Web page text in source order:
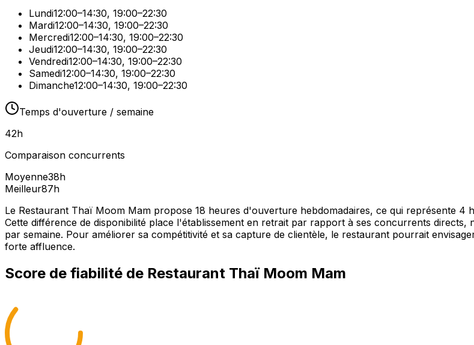
Lundi12:00–14:30, 19:00–22:30
Mardi12:00–14:30, 19:00–22:30
Mercredi12:00–14:30, 19:00–22:30
Jeudi12:00–14:30, 19:00–22:30
Vendredi12:00–14:30, 19:00–22:30
Samedi12:00–14:30, 19:00–22:30
Dimanche12:00–14:30, 19:00–22:30
Temps d'ouverture / semaine
42h
Comparaison concurrents
Moyenne38h
Meilleur87h
Le Restaurant Thaï Moom Mam propose 18 heures d'ouverture hebdomadaires, ce qui représente 4
Cette différence de disponibilité place l'établissement en retrait par rapport à ses concurrents
par semaine. Pour améliorer sa compétitivité et sa capture de clientèle, le restaurant pourrait
forte affluence.
Score de fiabilité de Restaurant Thaï Moom Mam